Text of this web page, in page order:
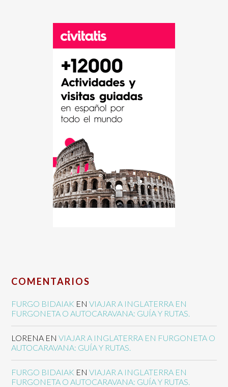
COMENTARIOS
FURGO BIDAIAK ENVIAJAR A INGLATERRA EN
FURGONETA O AUTOCARAVANA: GUÍA Y RUTAS.
LORENA ENVIAJAR A INGLATERRA EN FURGONETA O
AUTOCARAVANA: GUÍA Y RUTAS.
FURGO BIDAIAK ENVIAJAR A INGLATERRA EN
FURGONETA O AUTOCARAVANA: GUÍA Y RUTAS.